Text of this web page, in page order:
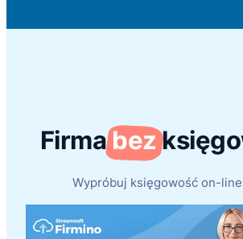
Firmabez
Wypróbuj księgowość on-line